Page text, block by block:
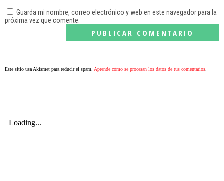
Guarda mi nombre, correo electrónico y web en este navegador para la
próxima vez que comente.
Este sitio usa Akismet para reducir el spam. Aprende cómo se procesan los datos de tus comentarios.